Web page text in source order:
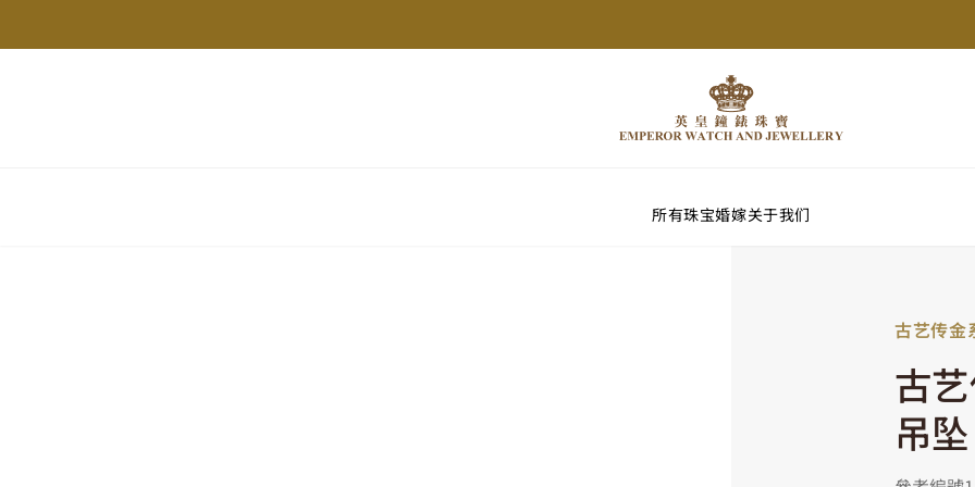
所有珠宝婚嫁关于我们
古艺传金
古
吊坠